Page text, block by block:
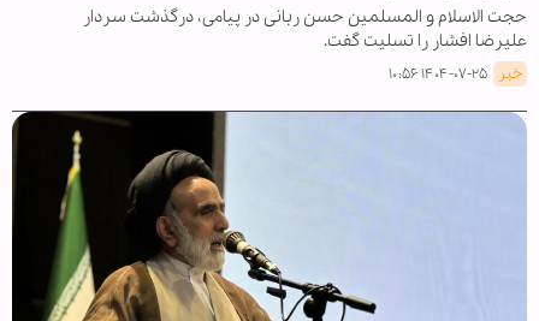
حجت الاسلام و المسلمین حسن ربانی در پیامی، درگذشت سردار
علیرضا افشار را تسلیت گفت.
خبر ۱۴۰۴-۰۷-۲۵ ۱۰:۵۶